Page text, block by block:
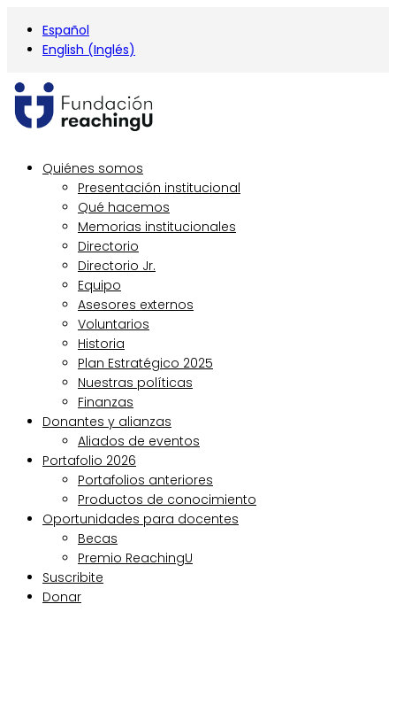
Español
English (Inglés)
Quiénes somos
Presentación institucional
Qué hacemos
Memorias institucionales
Directorio
Directorio Jr.
Equipo
Asesores externos
Voluntarios
Historia
Plan Estratégico 2025
Nuestras políticas
Finanzas
Donantes y alianzas
Aliados de eventos
Portafolio 2026
Portafolios anteriores
Productos de conocimiento
Oportunidades para docentes
Becas
Premio ReachingU
Suscribite
Donar